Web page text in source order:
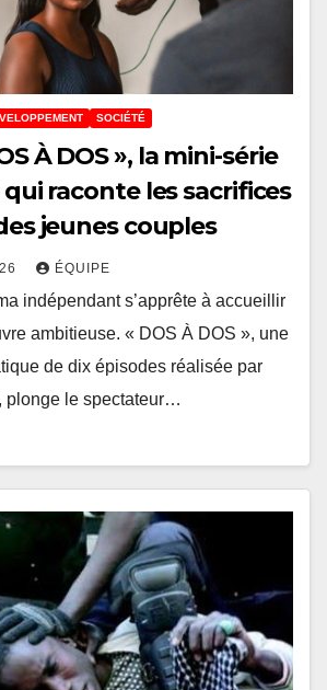
SOCIÉTÉ
À DOS », la mini-série
raconte les sacrifices
jeunes couples
ÉQUIPE
indépendant s’apprête à accueillir
ambitieuse. « DOS À DOS », une
de dix épisodes réalisée par
plonge le spectateur…